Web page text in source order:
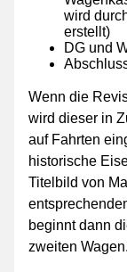
wird
erstellt)
DG und
Wenn die
wird dieser in
auf Fahrten
historische
Titelbild von
beginnt dann
zweiten Wagen.